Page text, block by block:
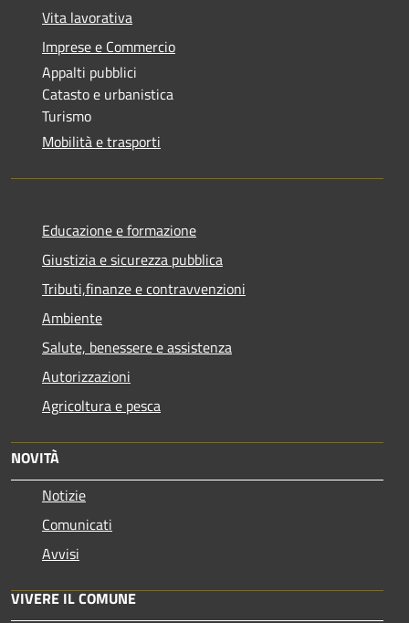
Vita lavorativa
Imprese e Commercio
Appalti pubblici
Catasto e urbanistica
Turismo
Mobilità e trasporti
Educazione e formazione
Giustizia e sicurezza pubblica
Tributi,finanze e contravvenzioni
Ambiente
Salute, benessere e assistenza
Autorizzazioni
Agricoltura e pesca
NOVITÀ
Notizie
Comunicati
Avvisi
VIVERE IL COMUNE